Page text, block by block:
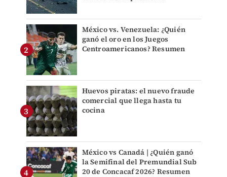
México vs. Venezuela: ¿Quién
ganó el oro en los Juegos
Centroamericanos? Resumen
Huevos piratas: el nuevo fraude
comercial que llega hasta tu
cocina
México vs Canadá | ¿Quién ganó
la Semifinal del Premundial Sub
20 de Concacaf 2026? Resumen